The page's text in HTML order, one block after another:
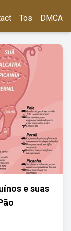
Tos DMCA
e suas